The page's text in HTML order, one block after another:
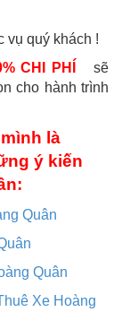
vụ quý khách !
CHI PHÍ
sẽ
cho hành trình
là
ý kiến
Quân
Quân
Xe Hoàng